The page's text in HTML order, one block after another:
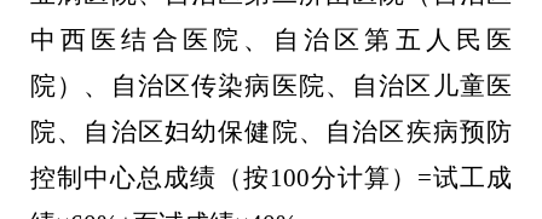
中西医结合医院、自治区第五人民医
院）、
自治区传染病医院、 自治区儿童医
院、 自治区妇幼保健院、 自治区疾病预防
控制中心总成绩（按100分计算） =试工成